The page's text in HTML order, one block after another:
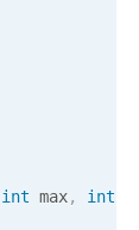
int max, int